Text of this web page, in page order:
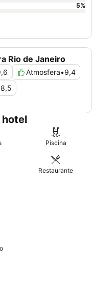
Rio de Janeiro
Atmosfera•9,4
8,5
5%
Piscina
Restaurante